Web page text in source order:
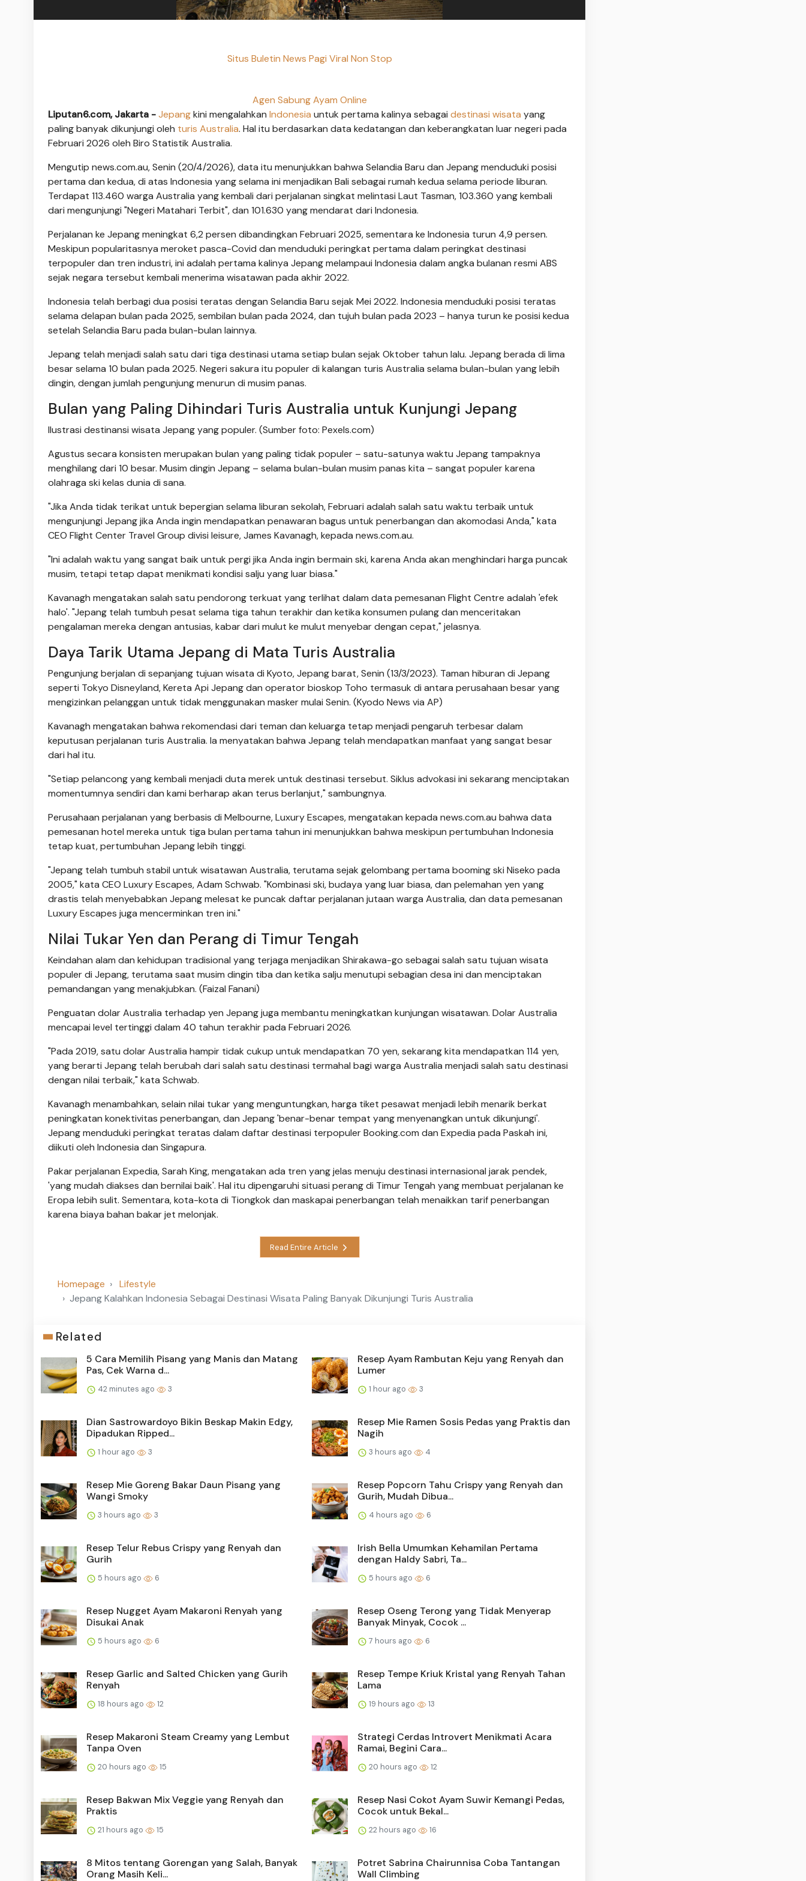
Situs Buletin News Pagi Viral Non Stop
Agen Sabung Ayam Online
Liputan6.com, Jakarta -Jepangkini mengalahkan Indonesia untuk pertama kalinya sebagai destinasi wisata yang
paling banyak dikunjungi oleh turis Australia. Hal itu berdasarkan data kedatangan dan keberangkatan luar negeri pada
Februari 2026 oleh Biro Statistik Australia.
Mengutip news.com.au, Senin (20/4/2026), data itu menunjukkan bahwa Selandia Baru dan Jepang menduduki posisi
pertama dan kedua, di atas Indonesia yang selama ini menjadikan Bali sebagai rumah kedua selama periode liburan.
Terdapat 113.460 warga Australia yang kembali dari perjalanan singkat melintasi Laut Tasman, 103.360 yang kembali
dari mengunjungi "Negeri Matahari Terbit", dan 101.630 yang mendarat dari Indonesia.
Perjalanan ke Jepang meningkat 6,2 persen dibandingkan Februari 2025, sementara ke Indonesia turun 4,9 persen.
Meskipun popularitasnya meroket pasca-Covid dan menduduki peringkat pertama dalam peringkat destinasi
terpopuler dan tren industri, ini adalah pertama kalinya Jepang melampaui Indonesia dalam angka bulanan resmi ABS
sejak negara tersebut kembali menerima wisatawan pada akhir 2022.
Indonesia telah berbagi dua posisi teratas dengan Selandia Baru sejak Mei 2022. Indonesia menduduki posisi teratas
selama delapan bulan pada 2025, sembilan bulan pada 2024, dan tujuh bulan pada 2023 – hanya turun ke posisi kedua
setelah Selandia Baru pada bulan-bulan lainnya.
Jepang telah menjadi salah satu dari tiga destinasi utama setiap bulan sejak Oktober tahun lalu. Jepang berada di lima
besar selama 10 bulan pada 2025. Negeri sakura itu populer di kalangan turis Australia selama bulan-bulan yang lebih
dingin, dengan jumlah pengunjung menurun di musim panas.
Bulan yang Paling Dihindari Turis Australia untuk Kunjungi Jepang
Ilustrasi destinansi wisata Jepang yang populer. (Sumber foto: Pexels.com)
Agustus secara konsisten merupakan bulan yang paling tidak populer – satu-satunya waktu Jepang tampaknya
menghilang dari 10 besar. Musim dingin Jepang – selama bulan-bulan musim panas kita – sangat populer karena
olahraga ski kelas dunia di sana.
"Jika Anda tidak terikat untuk bepergian selama liburan sekolah, Februari adalah salah satu waktu terbaik untuk
mengunjungi Jepang jika Anda ingin mendapatkan penawaran bagus untuk penerbangan dan akomodasi Anda," kata
CEO Flight Center Travel Group divisi leisure, James Kavanagh, kepada news.com.au.
"Ini adalah waktu yang sangat baik untuk pergi jika Anda ingin bermain ski, karena Anda akan menghindari harga puncak
musim, tetapi tetap dapat menikmati kondisi salju yang luar biasa."
Kavanagh mengatakan salah satu pendorong terkuat yang terlihat dalam data pemesanan Flight Centre adalah 'efek
halo'. "Jepang telah tumbuh pesat selama tiga tahun terakhir dan ketika konsumen pulang dan menceritakan
pengalaman mereka dengan antusias, kabar dari mulut ke mulut menyebar dengan cepat," jelasnya.
Daya Tarik Utama Jepang di Mata Turis Australia
Pengunjung berjalan di sepanjang tujuan wisata di Kyoto, Jepang barat, Senin (13/3/2023). Taman hiburan di Jepang
seperti Tokyo Disneyland, Kereta Api Jepang dan operator bioskop Toho termasuk di antara perusahaan besar yang
mengizinkan pelanggan untuk tidak menggunakan masker mulai Senin. (Kyodo News via AP)
Kavanagh mengatakan bahwa rekomendasi dari teman dan keluarga tetap menjadi pengaruh terbesar dalam
keputusan perjalanan turis Australia. Ia menyatakan bahwa Jepang telah mendapatkan manfaat yang sangat besar
dari hal itu.
"Setiap pelancong yang kembali menjadi duta merek untuk destinasi tersebut. Siklus advokasi ini sekarang menciptakan
momentumnya sendiri dan kami berharap akan terus berlanjut," sambungnya.
Perusahaan perjalanan yang berbasis di Melbourne, Luxury Escapes, mengatakan kepada news.com.au bahwa data
pemesanan hotel mereka untuk tiga bulan pertama tahun ini menunjukkan bahwa meskipun pertumbuhan Indonesia
tetap kuat, pertumbuhan Jepang lebih tinggi.
"Jepang telah tumbuh stabil untuk wisatawan Australia, terutama sejak gelombang pertama booming ski Niseko pada
2005," kata CEO Luxury Escapes, Adam Schwab. "Kombinasi ski, budaya yang luar biasa, dan pelemahan yen yang
drastis telah menyebabkan Jepang melesat ke puncak daftar perjalanan jutaan warga Australia, dan data pemesanan
Luxury Escapes juga mencerminkan tren ini."
Nilai Tukar Yen dan Perang di Timur Tengah
Keindahan alam dan kehidupan tradisional yang terjaga menjadikan Shirakawa-go sebagai salah satu tujuan wisata
populer di Jepang, terutama saat musim dingin tiba dan ketika salju menutupi sebagian desa ini dan menciptakan
pemandangan yang menakjubkan. (Faizal Fanani)
Penguatan dolar Australia terhadap yen Jepang juga membantu meningkatkan kunjungan wisatawan. Dolar Australia
mencapai level tertinggi dalam 40 tahun terakhir pada Februari 2026.
"Pada 2019, satu dolar Australia hampir tidak cukup untuk mendapatkan 70 yen, sekarang kita mendapatkan 114 yen,
yang berarti Jepang telah berubah dari salah satu destinasi termahal bagi warga Australia menjadi salah satu destinasi
dengan nilai terbaik," kata Schwab.
Kavanagh menambahkan, selain nilai tukar yang menguntungkan, harga tiket pesawat menjadi lebih menarik berkat
peningkatan konektivitas penerbangan, dan Jepang 'benar-benar tempat yang menyenangkan untuk dikunjungi'.
Jepang menduduki peringkat teratas dalam daftar destinasi terpopuler Booking.com dan Expedia pada Paskah ini,
diikuti oleh Indonesia dan Singapura.
Pakar perjalanan Expedia, Sarah King, mengatakan ada tren yang jelas menuju destinasi internasional jarak pendek,
'yang mudah diakses dan bernilai baik'. Hal itu dipengaruhi situasi perang di Timur Tengah yang membuat perjalanan ke
Eropa lebih sulit. Sementara, kota-kota di Tiongkok dan maskapai penerbangan telah menaikkan tarif penerbangan
karena biaya bahan bakar jet melonjak.
Read Entire Article
Homepage
Lifestyle
Jepang Kalahkan Indonesia Sebagai Destinasi Wisata Paling Banyak Dikunjungi Turis Australia
Related
5 Cara Memilih Pisang yang Manis dan Matang
Pas, Cek Warna d...
42 minutes ago 3
Resep Ayam Rambutan Keju yang Renyah dan
Lumer
1 hour ago 3
Dian Sastrowardoyo Bikin Beskap Makin Edgy,
Dipadukan Ripped...
1 hour ago 3
Resep Mie Ramen Sosis Pedas yang Praktis dan
Nagih
3 hours ago 4
Resep Mie Goreng Bakar Daun Pisang yang
Wangi Smoky
3 hours ago 3
Resep Popcorn Tahu Crispy yang Renyah dan
Gurih, Mudah Dibua...
4 hours ago 6
Resep Telur Rebus Crispy yang Renyah dan
Gurih
5 hours ago 6
Irish Bella Umumkan Kehamilan Pertama
dengan Haldy Sabri, Ta...
5 hours ago 6
Resep Nugget Ayam Makaroni Renyah yang
Disukai Anak
5 hours ago 6
Resep Oseng Terong yang Tidak Menyerap
Banyak Minyak, Cocok ...
7 hours ago 6
Resep Garlic and Salted Chicken yang Gurih
Renyah
18 hours ago 12
Resep Tempe Kriuk Kristal yang Renyah Tahan
Lama
19 hours ago 13
Resep Makaroni Steam Creamy yang Lembut
Tanpa Oven
20 hours ago 15
Strategi Cerdas Introvert Menikmati Acara
Ramai, Begini Cara...
20 hours ago 12
Resep Bakwan Mix Veggie yang Renyah dan
Praktis
21 hours ago 15
Resep Nasi Cokot Ayam Suwir Kemangi Pedas,
Cocok untuk Bekal...
22 hours ago 16
8 Mitos tentang Gorengan yang Salah, Banyak
Orang Masih Keli...
Potret Sabrina Chairunnisa Coba Tantangan
Wall Climbing